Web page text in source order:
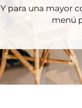
Y para una mayor
menú